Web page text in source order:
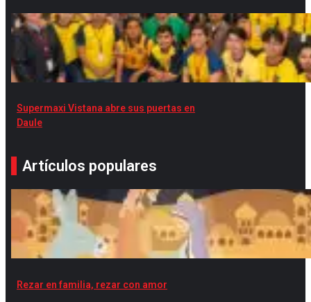
Supermaxi Vistana abre sus puertas en
Daule
Artículos populares
Rezar en familia, rezar con amor